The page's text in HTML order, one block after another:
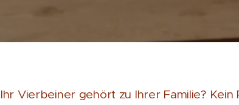
Ihr Vierbeiner gehört zu Ihrer Familie? Kein